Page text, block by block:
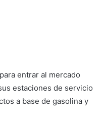
entrar al mercado
estaciones de servicio
a base de gasolina y